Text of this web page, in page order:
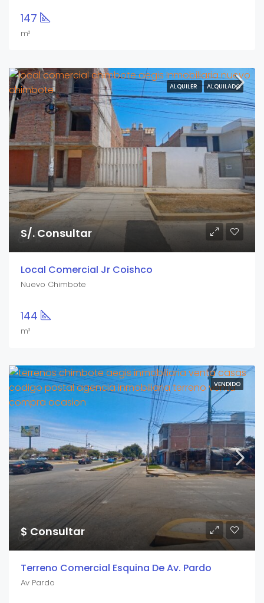
147
m²
ALQUILER ALQUILADO
S/. Consultar
Local Comercial Jr Coishco
Nuevo Chimbote
144
m²
VENDIDO
$ Consultar
Terreno Comercial Esquina De Av. Pardo
Av Pardo